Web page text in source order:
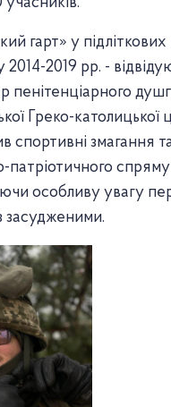
гарт» у
2014-2019 рр. -
пенітенціарного
Греко-католицької
спортивні змагання
патріотичного
особливу увагу
засудженими.